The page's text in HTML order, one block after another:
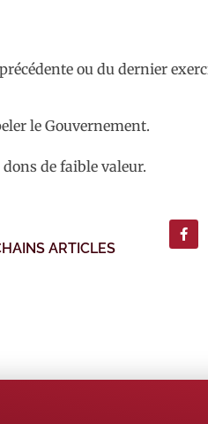
ou du dernier
le Gouvernement.
de faible valeur.
ARTICLES